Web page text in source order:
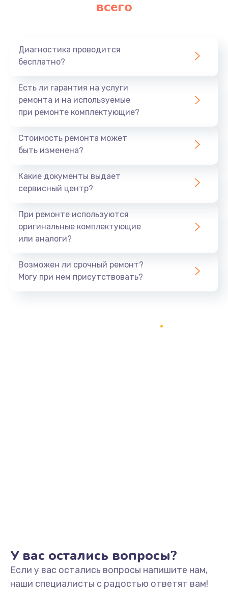
всего
Диагностика проводится
бесплатно?
Есть ли гарантия на услуги
ремонта и на используемые
при ремонте комплектующие?
Стоимость ремонта может
быть изменена?
Какие документы выдает
сервисный центр?
При ремонте используются
оригинальные комплектующие
или аналоги?
Возможен ли срочный ремонт?
Могу при нем присутствовать?
У вас остались вопросы?
Если у вас остались вопросы напишите нам,
наши специалисты с радостью ответят вам!